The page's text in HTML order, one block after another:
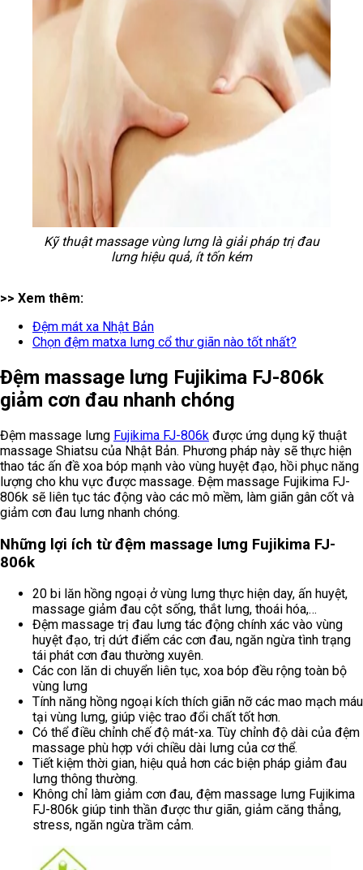
Kỹ thuật massage vùng lưng là giải pháp trị đau
lưng hiệu quả, ít tốn kém
>> Xem thêm:
Đệm mát xa Nhật Bản
Chọn đệm matxa lưng cổ thư giãn nào tốt nhất?
Đệm massage lưng Fujikima FJ-806k
giảm cơn đau nhanh chóng
Đệm massage lưng Fujikima FJ-806k được ứng dụng kỹ thuật
massage Shiatsu của Nhật Bản. Phương pháp này sẽ thực hiện
thao tác ấn đề xoa bóp mạnh vào vùng huyệt đạo, hồi phục năng
lượng cho khu vực được massage. Đệm massage Fujikima FJ-
806k sẽ liên tục tác động vào các mô mềm, làm giãn gân cốt và
giảm cơn đau lưng nhanh chóng.
Những lợi ích từ đệm massage lưng Fujikima FJ-
806k
20 bi lăn hồng ngoại ở vùng lưng thực hiện day, ấn huyệt,
massage giảm đau cột sống, thắt lưng, thoái hóa,…
Đệm massage trị đau lưng tác động chính xác vào vùng
huyệt đạo, trị dứt điểm các cơn đau, ngăn ngừa tình trạng
tái phát cơn đau thường xuyên.
Các con lăn di chuyển liên tục, xoa bóp đều rộng toàn bộ
vùng lưng
Tính năng hồng ngoại kích thích giãn nỡ các mao mạch máu
tại vùng lưng, giúp việc trao đổi chất tốt hơn.
Có thể điều chỉnh chế độ mát-xa. Tùy chỉnh độ dài của đệm
massage phù hợp với chiều dài lưng của cơ thể.
Tiết kiệm thời gian, hiệu quả hơn các biện pháp giảm đau
lưng thông thường.
Không chỉ làm giảm cơn đau, đệm massage lưng Fujikima
FJ-806k giúp tinh thần được thư giãn, giảm căng thẳng,
stress, ngăn ngừa trầm cảm.